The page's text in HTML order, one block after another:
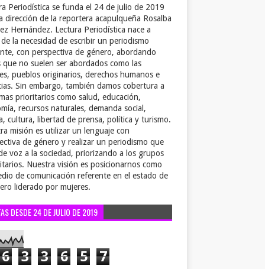
Periodística se funda el 24 de julio de 2019
dirección de la reportera acapulqueña Rosalba
Hernández. Lectura Periodística nace a
la necesidad de escribir un periodismo
con perspectiva de género, abordando
que no suelen ser abordados como las
pueblos originarios, derechos humanos e
Sin embargo, también damos cobertura a
prioritarios como salud, educación,
recursos naturales, demanda social,
cultura, libertad de prensa, política y turismo.
misión es utilizar un lenguaje con
de género y realizar un periodismo que
voz a la sociedad, priorizando a los grupos
Nuestra visión es posicionarnos como
de comunicación referente en el estado de
liderado por mujeres.
DESDE 24 DE JULIO DE 2019
6 3 3 6 5 7